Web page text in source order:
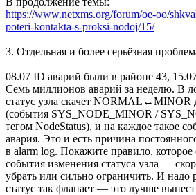
https://www.netxms.org/forum/oe-oo/
poteri-kontakta-s-proksi-nodoj/15/
3. Отдельная и более серьёзная
08.07 ID аварий были в районе 43,
Семь миллионов аварий за неделю. В
статус узла скачет NORMAL↔MINOR
(события SYS_NODE_MINOR /
тегом NodeStatus), и на каждое такое
авария. Это и есть причина
в alarm log. Покажите правило, которое
события изменения статуса узла —
убрать или сильно ограничить. И надо
статус так флапает — это лучше